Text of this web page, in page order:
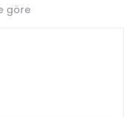
göre